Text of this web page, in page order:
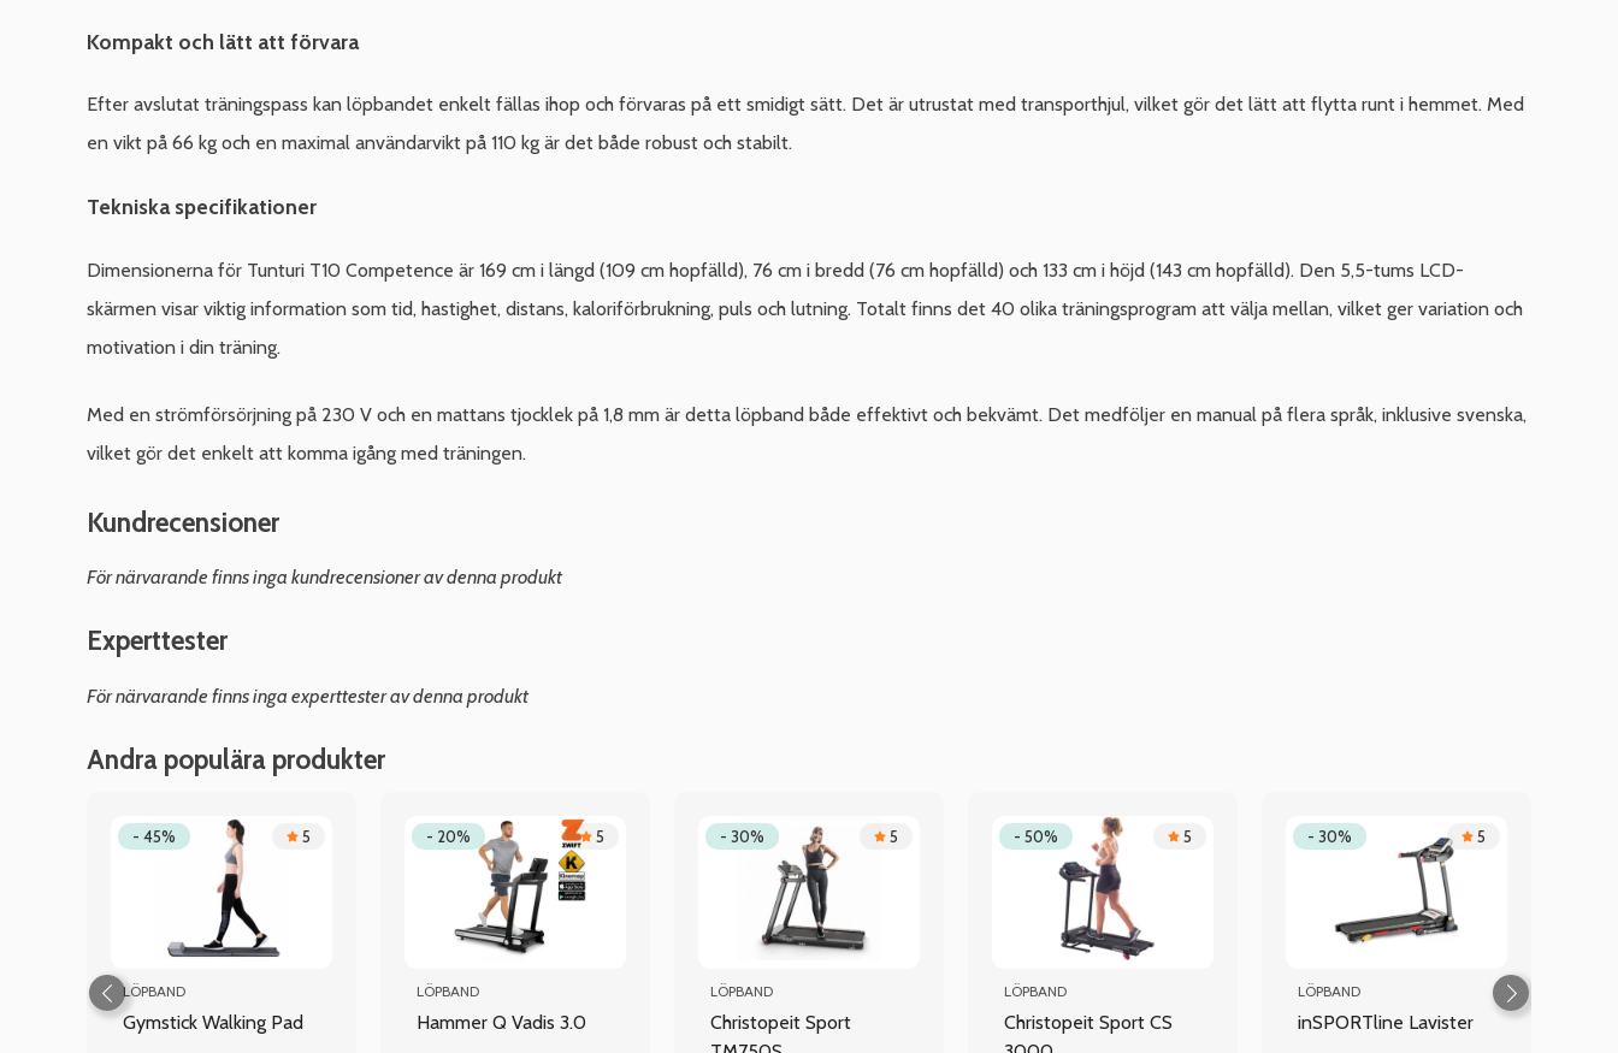
Kompakt och lätt att förvara
Efter avslutat träningspass kan löpbandet enkelt fällas ihop och förvaras på ett smidigt sätt. Det är utrustat med transporthjul, vilket gör det lätt att flytta runt i hemmet. Med
en vikt på 66 kg och en maximal användarvikt på 110 kg är det både robust och stabilt.
Tekniska specifikationer
Dimensionerna för Tunturi T10 Competence är 169 cm i längd (109 cm hopfälld), 76 cm i bredd (76 cm hopfälld) och 133 cm i höjd (143 cm hopfälld). Den 5,5-tums LCD-
skärmen visar viktig information som tid, hastighet, distans, kaloriförbrukning, puls och lutning. Totalt finns det 40 olika träningsprogram att välja mellan, vilket ger variation och
motivation i din träning.
Med en strömförsörjning på 230 V och en mattans tjocklek på 1,8 mm är detta löpband både effektivt och bekvämt. Det medföljer en manual på flera språk, inklusive svenska,
vilket gör det enkelt att komma igång med träningen.
Kundrecensioner
För närvarande finns inga kundrecensioner av denna produkt
Experttester
För närvarande finns inga experttester av denna produkt
Andra populära produkter
- 45% 5
LÖPBAND
Gymstick Walking Pad
- 20% 5
LÖPBAND
Hammer Q Vadis 3.0
- 30% 5
LÖPBAND
Christopeit Sport
- 50% 5
LÖPBAND
Christopeit Sport CS
- 30% 5
LÖPBAND
inSPORTline Lavister